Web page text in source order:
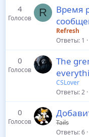
4
Голосов R
Время
Refresh
Ответы 1
0
Голосов
The
CSLover
Ответы 2
0
Голосов
Tails
Ответы 6